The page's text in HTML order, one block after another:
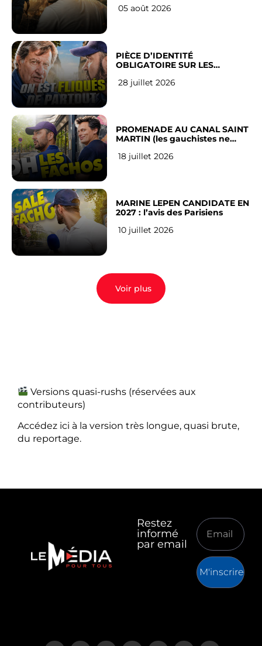
05 août 2026
PIÈCE D’IDENTITÉ
OBLIGATOIRE SUR LES
Français
28 juillet 2026
PROMENADE AU CANAL SAINT
MARTIN (les gauchistes ne
18 juillet 2026
MARINE LEPEN CANDIDATE EN
2027 : l’avis des Parisiens
10 juillet 2026
Voir plus
Versions quasi-rushs (réservées aux
contributeurs)
Accédez ici à la version très longue, quasi brute,
du reportage.
Restez
informé
par email
M'inscrire